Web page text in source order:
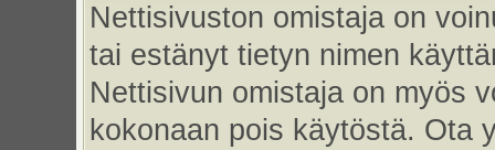
Nettisivuston omistaja on
tai estänyt tietyn nimen
Nettisivun omistaja on myös
kokonaan pois käytöstä. Ota